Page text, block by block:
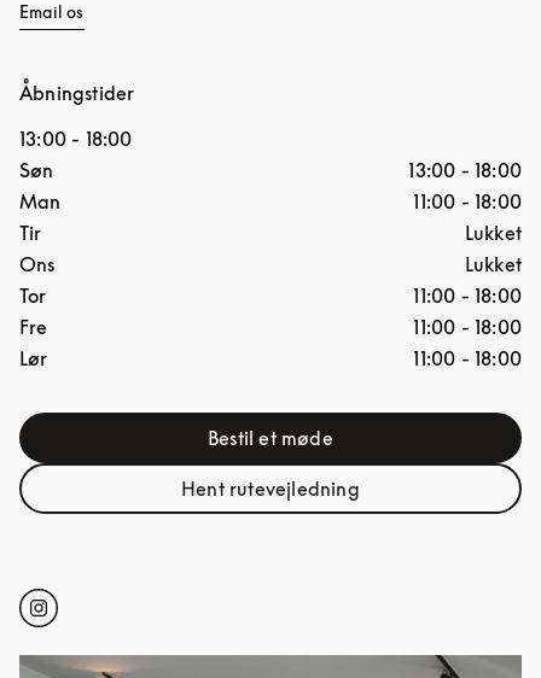
Email os
Åbningstider
13:00 - 18:00
Ugedag
Søn 13:00 - 18:00
Man
11:00 - 18:00
Tir
Lukket
Ons
Lukket
Tor
11:00 - 18:00
Fre
11:00 - 18:00
Lør
11:00 - 18:00
Bestil et mødeLink Opens in New Tab
Hent rutevejledningLink Opens in New Tab
Click to open Instagram
Link Opens in New Tab